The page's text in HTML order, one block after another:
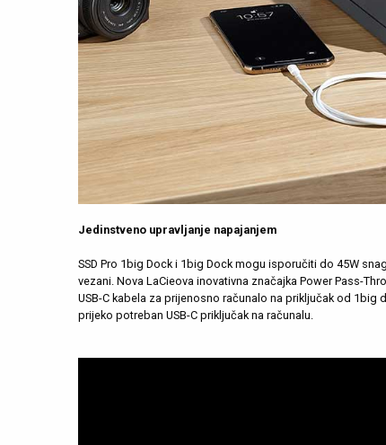
Jedinstveno upravljanje napajanjem
SSD Pro 1big Dock i 1big Dock mogu isporučiti do 45W
vezani. Nova LaCieova inovativna značajka Power Pass-
USB-C kabela za prijenosno računalo na priključak od
prijeko potreban USB-C priključak na računalu.